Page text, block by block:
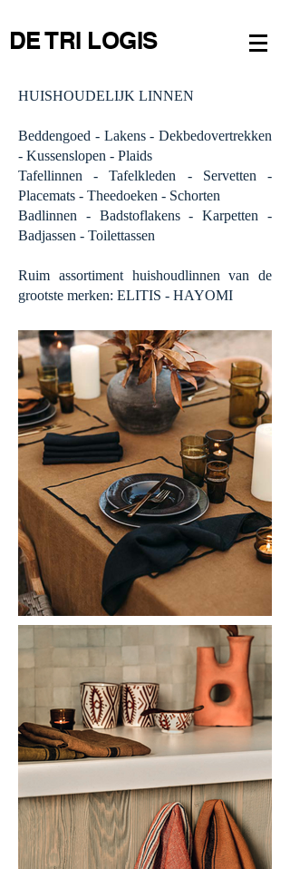
DE TRI LOGIS
HUISHOUDELIJK LINNEN
Beddengoed - Lakens - Dekbedovertrekken
- Kussenslopen - Plaids
Tafellinnen - Tafelkleden - Servetten -
Placemats - Theedoeken - Schorten
Badlinnen - Badstoflakens - Karpetten -
Badjassen - Toilettassen
Ruim assortiment huishoudlinnen van de
grootste merken: ELITIS - HAYOMI